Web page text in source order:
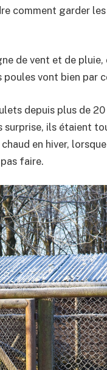
comment garder
de vent et de
poules vont bien par
depuis plus de
ils étaient
en hiver,
faire.